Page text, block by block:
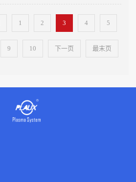
1 2 3 4 5
9 10 下一页 最末页